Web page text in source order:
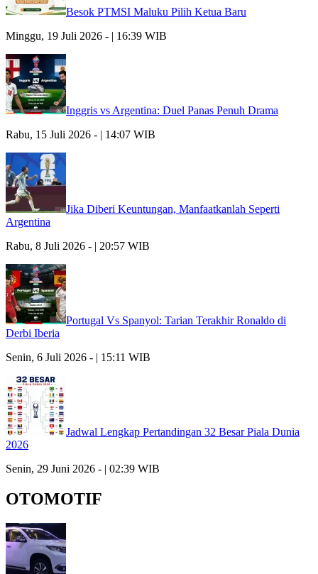
Besok PTMSI Maluku Pilih Ketua Baru
Minggu, 19 Juli 2026 - | 16:39 WIB
Inggris vs Argentina: Duel Panas Penuh Drama
Rabu, 15 Juli 2026 - | 14:07 WIB
Jika Diberi Keuntungan, Manfaatkanlah Seperti
Argentina
Rabu, 8 Juli 2026 - | 20:57 WIB
Portugal Vs Spanyol: Tarian Terakhir Ronaldo di
Derbi Iberia
Senin, 6 Juli 2026 - | 15:11 WIB
Jadwal Lengkap Pertandingan 32 Besar Piala Dunia
2026
Senin, 29 Juni 2026 - | 02:39 WIB
OTOMOTIF